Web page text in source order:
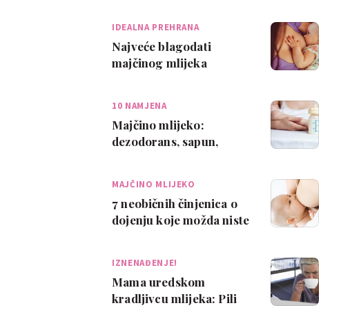
IDEALNA PREHRANA
Najveće blagodati
majčinog mlijeka
10 NAMJENA
Majčino mlijeko:
dezodorans, sapun,
MAJČINO MLIJEKO
7 neobičnih činjenica o
dojenju koje možda niste
IZNENAĐENJE!
Mama uredskom
kradljivcu mlijeka: Pili